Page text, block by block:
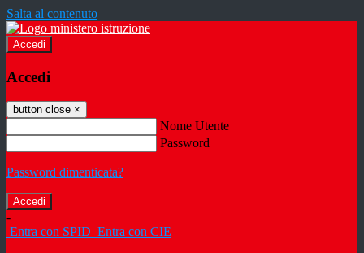
Salta al contenuto
Accedi
Accedi
button close ×
Nome Utente
Password
Password dimenticata?
-
Entra con SPID Entra con CIE